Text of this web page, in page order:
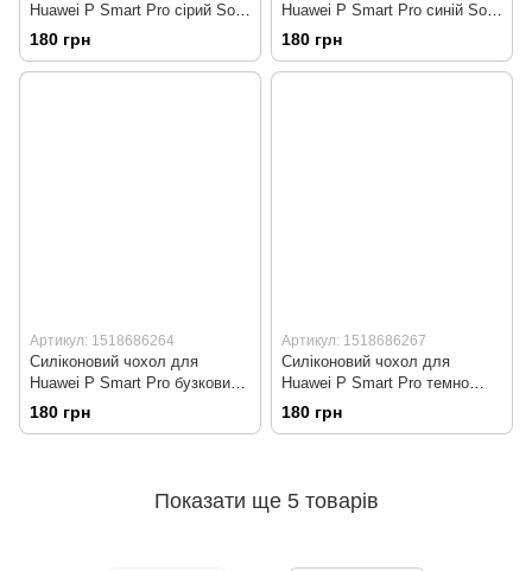
Huawei P Smart Pro сірий Soft
Silicone Case Full (бампер)
180 грн
Huawei P Smart Pro синій Soft
Silicone Case Full (бампер)
180 грн
Артикул: 1518686264
Силіконовий чохол для
Huawei P Smart Pro бузковий
Soft Silicone Case Full
(бампер)
180 грн
Артикул: 1518686267
Силіконовий чохол для
Huawei P Smart Pro темно
зелений Soft Silicone Case Full
(бампер)
180 грн
Показати ще 5 товарів